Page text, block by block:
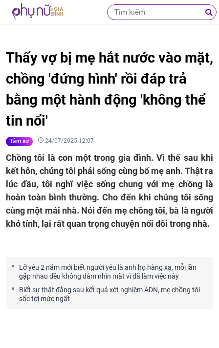
Thấy vợ bị mẹ hắt nước vào mặt,
chồng 'đứng hình' rồi đáp trả
bằng một hành động 'không thể
tin nổi'
Tâm sự 24/07/2025 12:07
Chồng tôi là con một trong gia đình. Vì thế sau khi
kết hôn, chúng tôi phải sống cùng bố mẹ anh. Thật ra
lúc đầu, tôi nghĩ việc sống chung với mẹ chồng là
hoàn toàn bình thường. Cho đến khi chúng tôi sống
cùng một mái nhà. Nói đến mẹ chồng tôi, bà là người
khó tính, lại rất quan trọng chuyện nối dõi trong nhà.
Lỡ yêu 2 năm mới biết người yêu là anh họ hàng xa, mỗi lần
gặp nhau đều không dám nhìn mặt vì đã làm việc này
Biết sự thật đằng sau kết quả xét nghiệm ADN, mẹ chồng tôi
sốc tới mức ngất